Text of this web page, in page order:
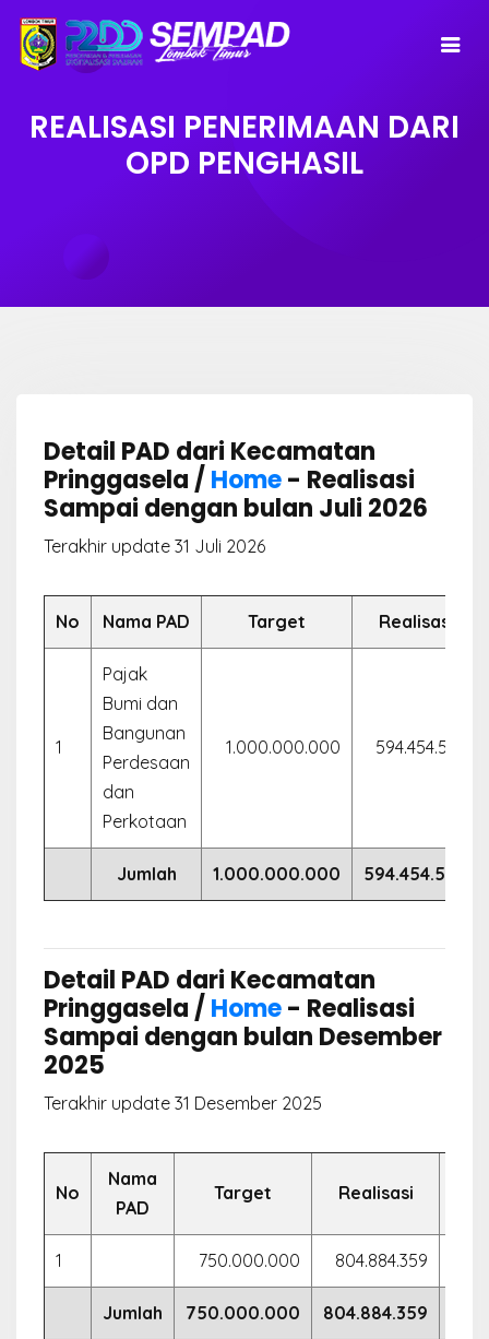
REALISASI PENERIMAAN DARI
OPD PENGHASIL
Detail PAD dari Kecamatan
Pringgasela / Home- Realisasi
Sampai dengan bulan Juli 2026
Terakhir update 31 Juli 2026
No Nama PAD Target Realisasi
1
Pajak
Bumi dan
Bangunan
Perdesaan
dan
Perkotaan
1.000.000.000 594.454.509
Jumlah 1.000.000.000 594.454.509
Detail PAD dari Kecamatan
Pringgasela / Home- Realisasi
Sampai dengan bulan Desember
2025
Terakhir update 31 Desember 2025
No
Nama
PAD
Target Realisasi
1 750.000.000 804.884.359
Jumlah 750.000.000 804.884.359